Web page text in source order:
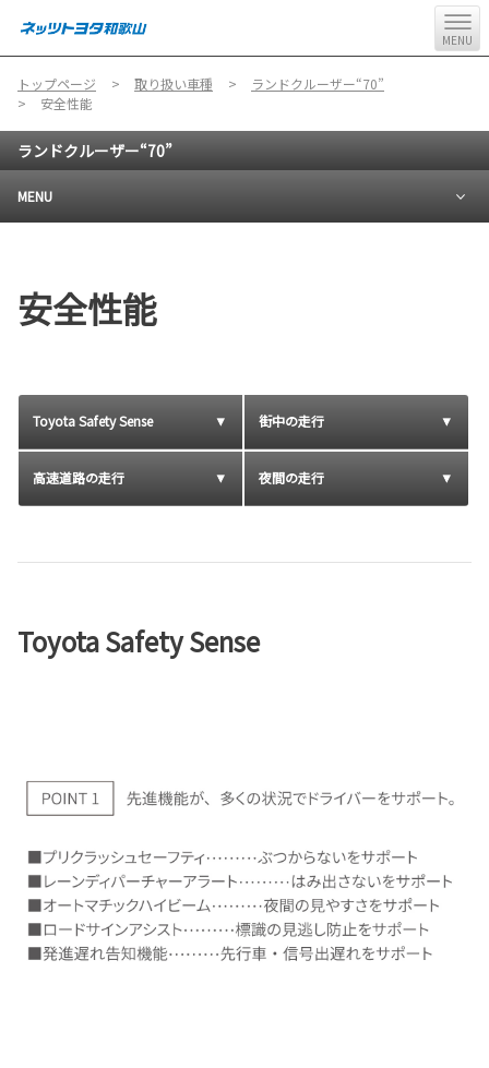
MENU
トップページ 取り扱い車種
ランドクルーザー“70”
安全性能
ランドクルーザー“70”
MENU
安全性能
Toyota Safety Sense 街中の走行
高速道路の走行 夜間の走行
Toyota Safety Sense